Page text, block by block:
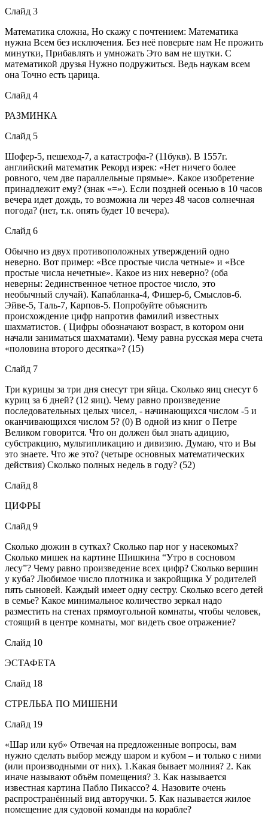
Слайд 3
Математика сложна, Но скажу с почтением: Математика
нужна Всем без исключения. Без неё поверьте нам Не прожить
минутки, Прибавлять и умножать Это вам не шутки. С
математикой друзья Нужно подружиться. Ведь наукам всем
она Точно есть царица.
Слайд 4
РАЗМИНКА
Слайд 5
Шофер-5, пешеход-7, а катастрофа-? (11букв). В 1557г.
английский математик Рекорд изрек: «Нет ничего более
ровного, чем две параллельные прямые». Какое изобретение
принадлежит ему? (знак «=»). Если поздней осенью в 10 часов
вечера идет дождь, то возможна ли через 48 часов солнечная
погода? (нет, т.к. опять будет 10 вечера).
Слайд 6
Обычно из двух противоположных утверждений одно
неверно. Вот пример: «Все простые числа четные» и «Все
простые числа нечетные». Какое из них неверно? (оба
неверны: 2единственное четное простое число, это
необычный случай). Капабланка-4, Фишер-6, Смыслов-6.
Эйве-5, Таль-7, Карпов-5. Попробуйте объяснить
происхождение цифр напротив фамилий известных
шахматистов. ( Цифры обозначают возраст, в котором они
начали заниматься шахматами). Чему равна русская мера счета
«половина второго десятка»? (15)
Слайд 7
Три курицы за три дня снесут три яйца. Сколько яиц снесут 6
куриц за 6 дней? (12 яиц). Чему равно произведение
последовательных целых чисел, - начинающихся числом -5 и
оканчивающихся числом 5? (0) В одной из книг о Петре
Великом говорится. Что он должен был знать адицию,
субстракцию, мультипликацию и дивизию. Думаю, что и Вы
это знаете. Что же это? (четыре основных математических
действия) Сколько полных недель в году? (52)
Слайд 8
ЦИФРЫ
Слайд 9
Сколько дюжин в сутках? Сколько пар ног у насекомых?
Сколько мишек на картине Шишкина “Утро в сосновом
лесу”? Чему равно произведение всех цифр? Сколько вершин
у куба? Любимое число плотника и закройщика У родителей
пять сыновей. Каждый имеет одну сестру. Сколько всего детей
в семье? Какое минимальное количество зеркал надо
разместить на стенах прямоугольной комнаты, чтобы человек,
стоящий в центре комнаты, мог видеть свое отражение?
Слайд 10
ЭСТАФЕТА
Слайд 18
СТРЕЛЬБА ПО МИШЕНИ
Слайд 19
«Шар или куб» Отвечая на предложенные вопросы, вам
нужно сделать выбор между шаром и кубом – и только с ними
(или производными от них). 1.Какая бывает молния? 2. Как
иначе называют объём помещения? 3. Как называется
известная картина Пабло Пикассо? 4. Назовите очень
распространённый вид авторучки. 5. Как называется жилое
помещение для судовой команды на корабле?